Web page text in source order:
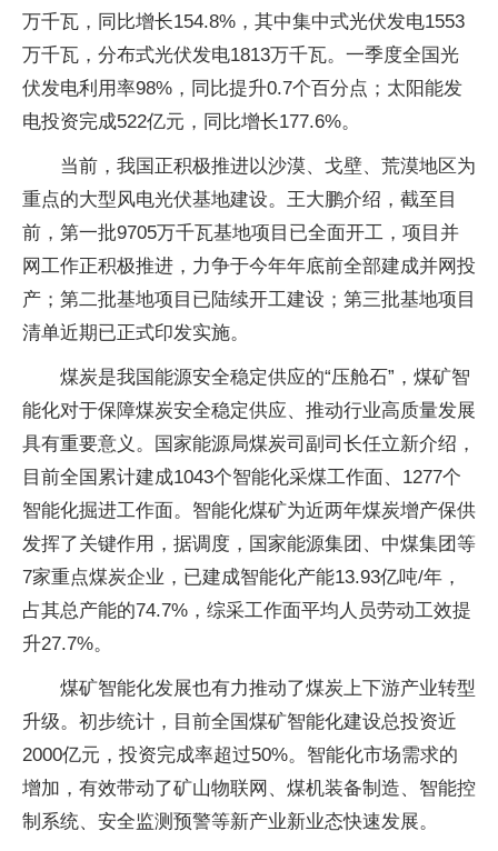
万千瓦，同比增长154.8%，其中集中式光伏发电1553
万千瓦，分布式光伏发电1813万千瓦。一季度全国光
伏发电利用率98%，同比提升0.7个百分点；太阳能发
电投资完成522亿元，同比增长177.6%。
当前，我国正积极推进以沙漠、戈壁、荒漠地区为
重点的大型风电光伏基地建设。王大鹏介绍，截至目
前，第一批9705万千瓦基地项目已全面开工，项目并
网工作正积极推进，力争于今年年底前全部建成并网投
产；第二批基地项目已陆续开工建设；第三批基地项目
清单近期已正式印发实施。
煤炭是我国能源安全稳定供应的“压舱石”，煤矿智
能化对于保障煤炭安全稳定供应、推动行业高质量发展
具有重要意义。国家能源局煤炭司副司长任立新介绍，
目前全国累计建成1043个智能化采煤工作面、1277个
智能化掘进工作面。智能化煤矿为近两年煤炭增产保供
发挥了关键作用，据调度，国家能源集团、中煤集团等
7家重点煤炭企业，已建成智能化产能13.93亿吨/年，
占其总产能的74.7%，综采工作面平均人员劳动工效提
升27.7%。
煤矿智能化发展也有力推动了煤炭上下游产业转型
升级。初步统计，目前全国煤矿智能化建设总投资近
2000亿元，投资完成率超过50%。智能化市场需求的
增加，有效带动了矿山物联网、煤机装备制造、智能控
制系统、安全监测预警等新产业新业态快速发展。